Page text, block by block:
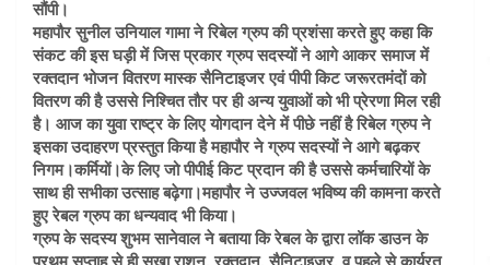
सौंपी।
महापौर सुनील उनियाल गामा ने रिबेल ग्रुप की प्रशंसा करते हुए कहा कि
संकट की इस घड़ी में जिस प्रकार ग्रुप सदस्यों ने आगे आकर समाज में
रक्तदान भोजन वितरण मास्क सैनिटाइजर एवं पीपी किट जरूरतमंदों को
वितरण की है उससे निश्चित तौर पर ही अन्य युवाओं को भी प्रेरणा मिल रही
है। आज का युवा राष्ट्र के लिए योगदान देने में पीछे नहीं है रिबेल ग्रुप ने
इसका उदाहरण प्रस्तुत किया है महापौर ने ग्रुप सदस्यों ने आगे बढ़कर
निगम।कर्मियों।के लिए जो पीपीई किट प्रदान की है उससे कर्मचारियों के
साथ ही सभीका उत्साह बढ़ेगा।महापौर ने उज्जवल भविष्य की कामना करते
हुए रेबल ग्रुप का धन्यवाद भी किया।
ग्रुप के सदस्य शुभम सानेवाल ने बताया कि रेबल के द्वारा लॉक डाउन के